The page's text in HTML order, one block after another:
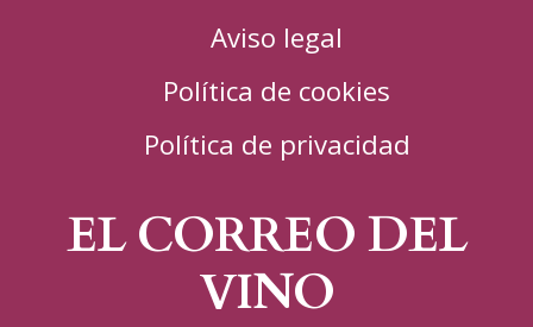
Aviso legal
Política de cookies
Política de privacidad
EL CORREO DEL
VINO